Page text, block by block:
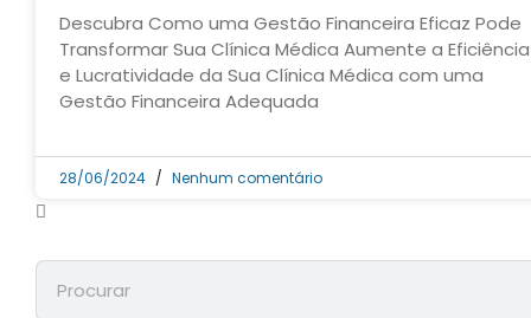
Descubra Como uma Gestão Financeira Eficaz Pode
Transformar Sua Clínica Médica Aumente a Eficiência
e Lucratividade da Sua Clínica Médica com uma
Gestão Financeira Adequada
28/06/2024 Nenhum comentário